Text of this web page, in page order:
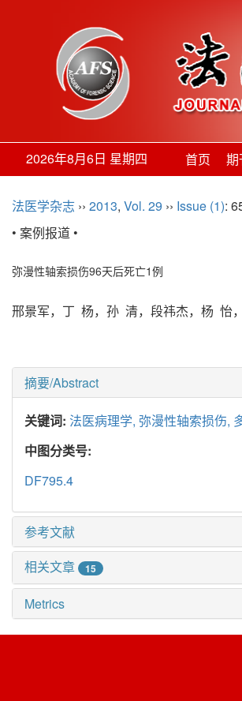
2026年8月6日 星期四 首页 期
法医学杂志 ›› 2013, Vol. 29 ›› Issue (1):
• 案例报道 •
弥漫性轴索损伤96天后死亡1例
邢景军，丁 杨，孙 清，段祎杰，杨 怡
摘要/Abstract
关键词: 法医病理学, 弥漫性轴索损伤,
中图分类号:
DF795.4
参考文献
相关文章
15
Metrics